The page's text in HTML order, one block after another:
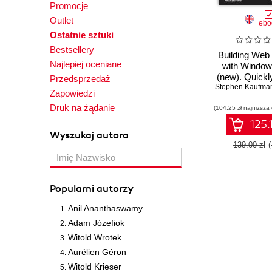
Promocje
Outlet
Ostatnie sztuki
Bestsellery
Najlepiej oceniane
Przedsprzedaż
Zapowiedzi
Druk na żądanie
Wyszukaj autora
Popularni autorzy
Anil Ananthaswamy
Adam Józefiok
Witold Wrotek
Aurélien Géron
Witold Krieser
Building
with
(new).
scalable,
and learn
manage
Microsoft
Stephen
(104,25 zł
139.00 zł